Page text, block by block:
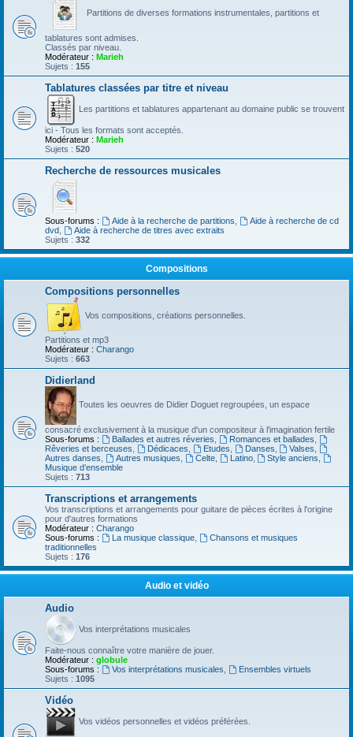
Partitions de diverses formations instrumentales, partitions et
tablatures sont admises.
Classés par niveau.
Modérateur : Marieh
Sujets : 155
Tablatures classées par titre et niveau
Les partitions et tablatures appartenant au domaine public se trouvent
ici - Tous les formats sont acceptés.
Modérateur : Marieh
Sujets : 520
Recherche de ressources musicales
Sous-forums : Aide à la recherche de partitions
Aide à recherche de cd
dvd
Aide à recherche de titres avec extraits
Sujets : 332
Compositions
Compositions personnelles
Vos compositions, créations personnelles.
Partitions et mp3
Modérateur : Charango
Sujets : 663
Didierland
Toutes les oeuvres de Didier Doguet regroupées, un espace
consacré exclusivement à la musique d'un compositeur à l'imagination fertile
Sous-forums :
Ballades et autres réveries Romances et ballades
Rêveries et berceuses
Dédicaces Etudes Danses Valses
Autres danses
Autres musiques Celte, Latino, Style anciens
Musique d’ensemble
Sujets : 713
Transcriptions et arrangements
Vos transcriptions et arrangements pour guitare de pièces écrites à l'origine
pour d'autres formations
Modérateur : Charango
Sous-forums :
La musique classique,
Chansons et musiques
traditionnelles
Sujets : 176
Audio et vidéo
Audio
Vos interprétations musicales
Faite-nous connaître votre manière de jouer.
Modérateur : globule
Sous-forums :
Vos interprétations musicales
Ensembles virtuels
Sujets : 1095
Vidéo
Vos vidéos personnelles et vidéos préférées.